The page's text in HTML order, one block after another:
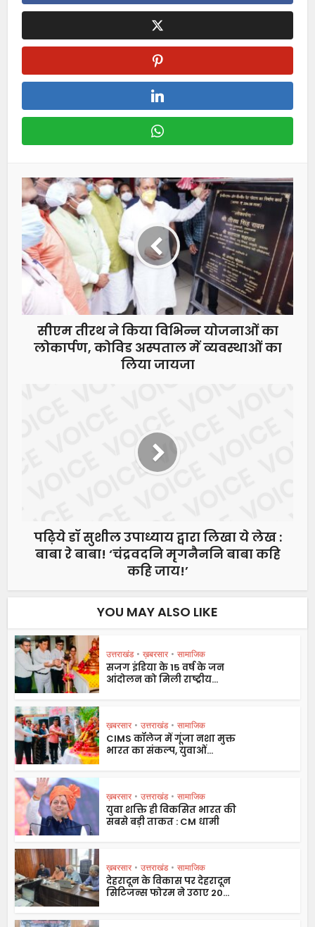
सीएम तीरथ ने किया विभिन्न योजनाओं का
लोकार्पण, कोविड अस्पताल में व्यवस्थाओं का
लिया जायजा
पढ़िये डॉ सुशील उपाध्याय द्वारा लिखा ये लेख :
बाबा रे बाबा! ‘चंद्रवदनि मृगनैननि बाबा कहि
कहि जाय!’
YOU MAY ALSO LIKE
उत्तराखंड • ख़बरसार • सामाजिक
सजग इंडिया के 15 वर्ष के जन
आंदोलन को मिली राष्ट्रीय...
ख़बरसार • उत्तराखंड • सामाजिक
CIMS कॉलेज में गूंजा नशा मुक्त
भारत का संकल्प, युवाओं...
ख़बरसार • उत्तराखंड • सामाजिक
युवा शक्ति ही विकसित भारत की
सबसे बड़ी ताकत : CM धामी
ख़बरसार • उत्तराखंड • सामाजिक
देहरादून के विकास पर देहरादून
सिटिजन्स फोरम ने उठाए 20...